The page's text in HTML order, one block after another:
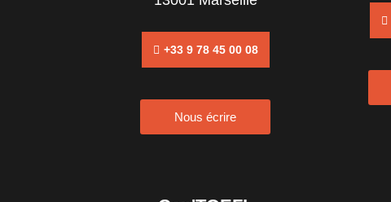
+33 9 78 45 00 08
Nous écrire